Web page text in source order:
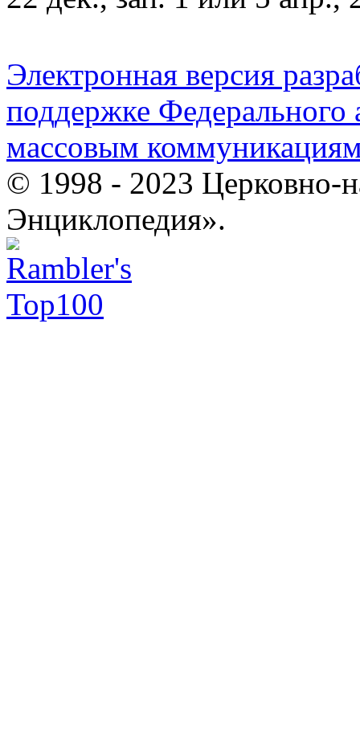
Электронная версия
поддержке Федерального
массовым
© 1998 - 2023 Церковно-
Энциклопедия».